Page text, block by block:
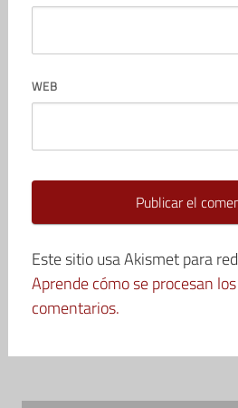
WEB
Este sitio usa Akismet para
Aprende cómo se procesan
comentarios.